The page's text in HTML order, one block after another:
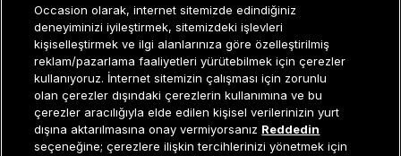
Müşteri İlişkileri0 850 800 01 20
ERKEK KATEGORILER
Occasion olarak, internet sitemizde edindiğiniz
deneyiminizi iyileştirmek, sitemizdeki işlevleri
kişiselleştirmek ve ilgi alanlarınıza göre özelleştirilmiş
reklam/pazarlama faaliyetleri yürütebilmek için çerezler
kullanıyoruz. İnternet sitemizin çalışması için zorunlu
olan çerezler dışındaki çerezlerin kullanımına ve bu
çerezler aracılığıyla elde edilen kişisel verilerinizin yurt
dışına aktarılmasına onay vermiyorsanız Reddedin
seçeneğine; çerezlere ilişkin tercihlerinizi yönetmek için